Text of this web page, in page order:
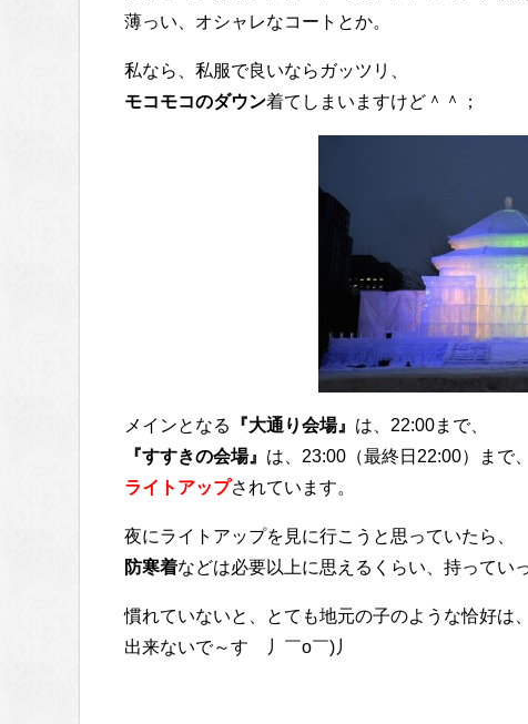
薄っい、オシャレなコートとか。
私なら、私服で良いならガッツリ、
モコモコのダウン着てしまいますけど＾＾；
メインとなる 『大通り会場』 は、22:00まで、
『すすきの会場』 は、23:00（最終日22:00）まで、
ライトアップされています。
夜にライトアップを見に行こうと思っていたら、
防寒着などは必要以上に思えるくらい、持ってい
慣れていないと、とても地元の子のような恰好は、
出来ないで～す 丿￣ο￣)丿